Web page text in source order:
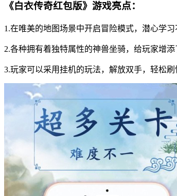
《白衣传奇红包版》游戏亮点：
1.在唯美的地图场景中开启冒险模式，潜心学
2.各种拥有着独特属性的神兽坐骑，给玩家增
3.玩家可以采用挂机的玩法，解放双手，轻松